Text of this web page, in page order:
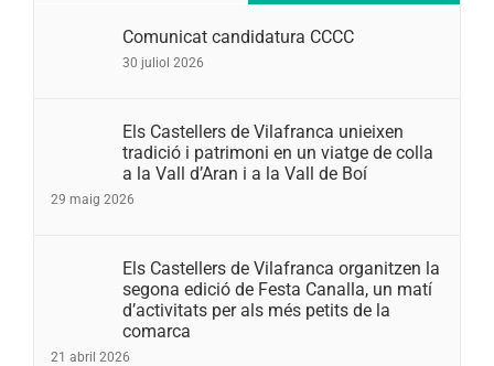
Comunicat candidatura CCCC
30 juliol 2026
Els Castellers de Vilafranca unieixen
tradició i patrimoni en un viatge de colla
a la Vall d’Aran i a la Vall de Boí
29 maig 2026
Els Castellers de Vilafranca organitzen la
segona edició de Festa Canalla, un matí
d’activitats per als més petits de la
comarca
21 abril 2026